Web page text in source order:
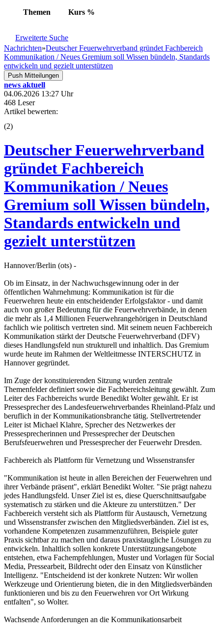
Themen Kurs %
Erweiterte Suche
Nachrichten»Deutscher Feuerwehrverband gründet Fachbereich
Kommunikation / Neues Gremium soll Wissen bündeln, Standards
entwickeln und gezielt unterstützen
Push Mitteilungen
news aktuell
04.06.2026 13:27 Uhr
468 Leser
Artikel bewerten:
(2)
Deutscher Feuerwehrverband
gründet Fachbereich
Kommunikation / Neues
Gremium soll Wissen bündeln,
Standards entwickeln und
gezielt unterstützen
Hannover/Berlin (ots) -
Ob im Einsatz, in der Nachwuchsgewinnung oder in der
öffentlichen Wahrnehmung: Kommunikation ist für die
Feuerwehren heute ein entscheidender Erfolgsfaktor - und damit
auch von großer Bedeutung für die Feuerwehrverbände, in denen
die mehr als 1,4 Millionen Feuerwehrangehörigen in Deutschland
fachlich wie politisch vertreten sind. Mit seinem neuen Fachbereich
Kommunikation stärkt der Deutsche Feuerwehrverband (DFV)
dieses Handlungsfeld nun strukturell und inhaltlich. Das Gremium
wurde heute im Rahmen der Weltleitmesse INTERSCHUTZ in
Hannover gegründet.
Im Zuge der konstituierenden Sitzung wurden zentrale
Themenfelder definiert sowie die Fachbereichsleitung gewählt. Zum
Leiter des Fachbereichs wurde Benedikt Wolter gewählt. Er ist
Pressesprecher des Landesfeuerwehrverbandes Rheinland-Pfalz und
beruflich in der Kommunikationsbranche tätig. Stellvertretender
Leiter ist Michael Klahre, Sprecher des Netzwerkes der
Pressesprecherinnen und Pressesprecher der Deutschen
Berufsfeuerwehren und Pressesprecher der Feuerwehr Dresden.
Fachbereich als Plattform für Vernetzung und Wissenstransfer
"Kommunikation ist heute in allen Bereichen der Feuerwehren und
ihrer Verbände präsent", erklärt Benedikt Wolter. "Sie prägt nahezu
jedes Handlungsfeld. Unser Ziel ist es, diese Querschnittsaufgabe
systematisch zu stärken und die Akteure zu unterstützen." Der
Fachbereich versteht sich als Plattform für Austausch, Vernetzung
und Wissenstransfer zwischen den Mitgliedsverbänden. Ziel ist es,
vorhandene Kompetenzen zusammenzuführen, Beispiele guter
Praxis sichtbar zu machen und daraus praxistaugliche Lösungen zu
entwickeln. Inhaltlich sollen konkrete Unterstützungsangebote
entstehen, etwa Fachempfehlungen, Muster und Vorlagen für Social
Media, Pressearbeit, Bildrecht oder den Einsatz von Künstlicher
Intelligenz. "Entscheidend ist der konkrete Nutzen: Wir wollen
Werkzeuge und Orientierung bieten, die in den Mitgliedsverbänden
funktionieren und bis zu den Feuerwehren vor Ort Wirkung
entfalten", so Wolter.
Wachsende Anforderungen an die Kommunikationsarbeit